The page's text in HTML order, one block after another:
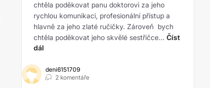
chtěla poděkovat panu doktorovi za jeho
rychlou komunikaci, profesionální přístup a
hlavně za jeho zlaté ručičky. Zároveň bych
chtěla poděkovat jeho skvělé sestřičce... Číst
dál
deni6151709
2 komentáře